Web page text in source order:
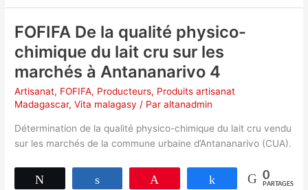
Africa
2021
:
Les
huiles
Bio
Madagascar
se
FOFIFA De la qualité physico-
chimique du lait cru sur les
marchés à Antananarivo 4
Artisanat, FOFIFA, Producteurs, Produits artisanat
Madagascar,Vita malagasy / Paraltanadmin
Détermination de la qualité physico-chimique du lait cru vendu
sur les marchés de la commune urbaine d’Antananarivo (CUA).
Partagez 0
PARTAGES